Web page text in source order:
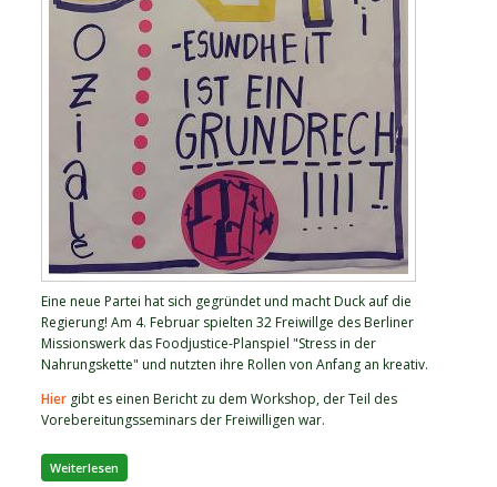
Eine neue Partei hat sich gegründet und macht Duck auf die
Regierung! Am 4. Februar spielten 32 Freiwillge des Berliner
Missionswerk das Foodjustice-Planspiel "Stress in der
Nahrungskette" und nutzten ihre Rollen von Anfang an kreativ.
Hier gibt es einen Bericht zu dem Workshop, der Teil des
Vorebereitungsseminars der Freiwilligen war.
Weiterlesen